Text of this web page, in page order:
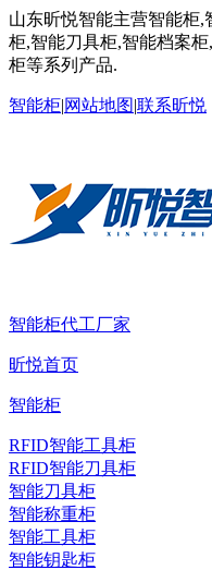
山东昕悦智能主营智能柜
柜,智能刀具柜,智能档案
柜等系列产品.
智能柜|网站地图|联系昕悦
智能柜代工厂家
昕悦首页
智能柜
RFID智能工具柜
RFID智能刀具柜
智能刀具柜
智能称重柜
智能工具柜
智能钥匙柜